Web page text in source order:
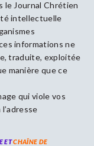
le Journal Chrétien
intellectuelle
informations ne
traduite, exploitée
manière que ce
qui viole vos
ETCHAÎNE DE